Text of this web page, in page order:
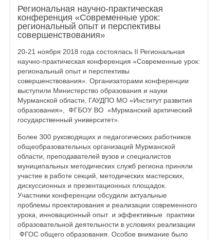
Региональная научно-практическая
конференция «Современные урок:
региональный опыт и перспективы
совершенствования»
20-21 ноября 2018 года состоялась II Региональная
научно-практическая конференция «Современные урок:
региональный опыт и перспективы
совершенствования». Организаторами конференции
выступили Министерство образования и науки
Мурманской области, ГАУДПО МО «Институт развития
образования», ФГБОУ ВО «Мурманский арктический
государственный университет».
Более 300 руководящих и педагогических работников
общеобразовательных организаций Мурманской
области, преподавателей вузов и специалистов
муниципальных методических служб региона приняли
участие в работе секций, методических мастерских,
дискуссионных и презентационных площадок.
Участники конференции обсудили актуальные
проблемы проектирования и реализации современного
урока, инновационный опыт и эффективные практики
образовательной деятельности в условиях реализации
ФГОС общего образования. Особое внимание было